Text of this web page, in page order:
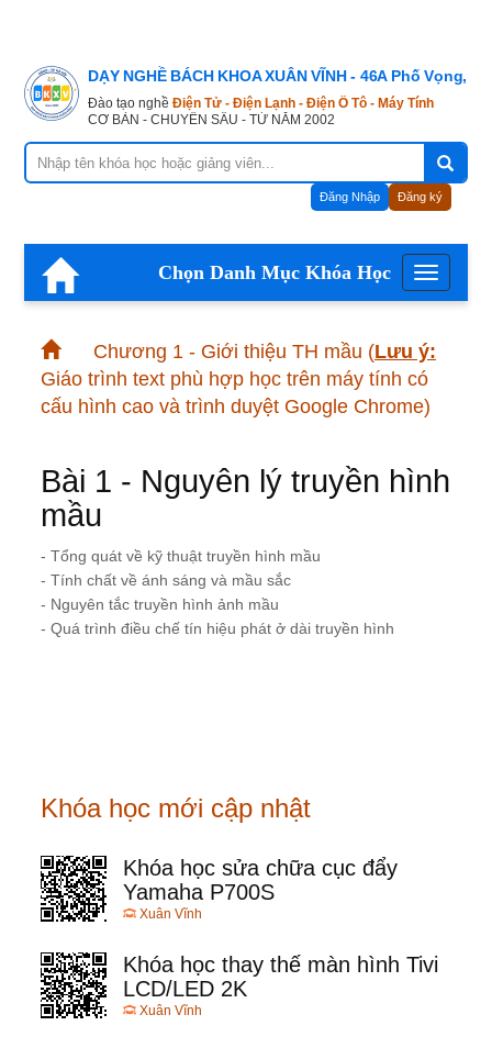
DẠY NGHỀ BÁCH KHOA XUÂN VĨNH - 46A Phố Vọng,
Đào tạo nghề Điện Tử - Điện Lạnh - Điện Ô Tô - Máy Tính
CƠ BẢN - CHUYÊN SÂU - TỪ NĂM 2002
Đăng Nhập Đăng ký
Menu
Chọn Danh Mục Khóa Học
Chương 1 - Giới thiệu TH mầu (Lưu ý:
Giáo trình text phù hợp học trên máy tính có
cấu hình cao và trình duyệt Google Chrome)
Bài 1 - Nguyên lý truyền hình
mầu
- Tổng quát về kỹ thuật truyền hình mầu
- Tính chất về ánh sáng và mầu sắc
- Nguyên tắc truyền hình ảnh mầu
- Quá trình điều chế tín hiệu phát ở dài truyền hình
Khóa học mới cập nhật
Khóa học sửa chữa cục đẩy
Yamaha P700S
Xuân Vĩnh
Khóa học thay thế màn hình Tivi
LCD/LED 2K
Xuân Vĩnh